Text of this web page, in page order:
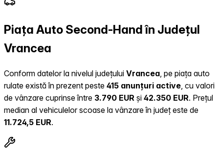
Piața Auto Second-Hand în Județul
Vrancea
Conform datelor la nivelul județului Vrancea , pe piața auto
rulate există în prezent peste 415 anunțuri active , cu valori
de vânzare cuprinse între 3.790 EUR și 42.350 EUR. Prețul
median al vehiculelor scoase la vânzare în județ este de
11.724,5 EUR.